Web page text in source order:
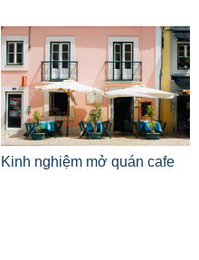
Kinh nghiệm mở quán cafe